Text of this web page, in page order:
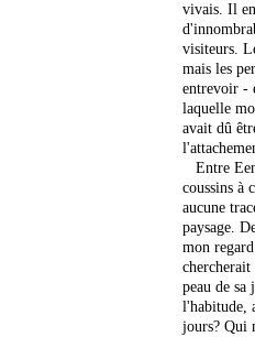
vivais. Il
visiteurs.
mais les
entrevoir -
laquelle
avait dû
Entre
coussins à
aucune
paysage.
mon
peau de
l'habitude,
jours? Qui